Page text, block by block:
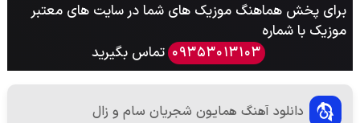
برای پخش هماهنگ موزیک های شما در سایت های معتبر
موزیک با شماره
09353013103 تماس بگیرید
دانلود آهنگ همایون شجریان سام و زال